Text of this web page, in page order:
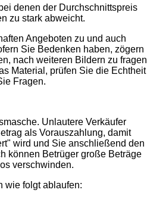
denen der Durchschnittspreis
zu stark abweicht.
Angeboten zu und auch
Sie Bedenken haben, zögern
nach weiteren Bildern zu fragen
Material, prüfen Sie die Echtheit
Fragen.
Unlautere Verkäufer
als Vorauszahlung, damit
wird und Sie anschließend den
können Betrüger große Beträge
verschwinden.
wie folgt ablaufen: